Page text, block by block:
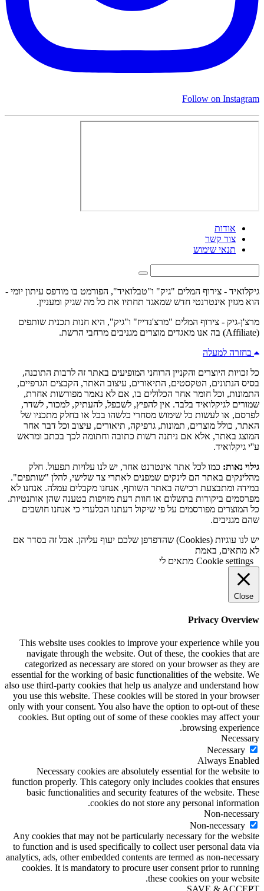
Follow on Instagram
אודות
צור קשר
תנאי שימוש
גיקלואיד - צירוף המלים "גיק" ו"טבלואיד", הפורמט בו מודפס עיתון יומי -
הוא מגזין אינטרנטי חדש שמאגד תחתיו את כל מה שגיק ומעניין.
מרצ'ן-גיק - צירוף המלים "מרצ'נדייז" ו"גיק", היא חנות תכנית שותפים
(Affiliate) בה אנו מאגדים מוצרים מגניבים מרחבי הרשת.
בחזרה למעלה
כל זכויות היוצרים והקניין הרוחני המופיעים באתר זה לרבות התוכנה,
בסיס הנתונים, הטקסטים, התיאורים, עיצוב האתר, הקבצים הגרפיים,
התמונות, וכל חומר אחר הכלולים בו, אם לא נאמר מפורשות אחרת,
שמורים לגיקלואיד בלבד. אין להפיץ, לשכפל, להעתיק, למכור, לשדר,
לפרסם, או לעשות כל שימוש מסחרי כלשהו בכל או בחלק מתכניו של
האתר, כולל מוצרים, תמונות, גרפיקה, תיאורים, עיצוב וכל דבר אחר
המוצג באתר, אלא אם ניתנה רשות כתובה וחתומה לכך בכתב ומראש
ע''י גיקלואיד.
גילוי נאות: כמו לכל אתר אינטרנט אחר, יש לנו עלויות תפעול. חלק
מהלינקים באתר הם לינקים שמפנים לאתרי צד שלישי, להלן "שותפים".
במידה ומתבצעת רכישה באתר השותף, אנחנו מקבלים עמלה. אנחנו לא
מפרסמים ביקורות בתשלום או חוות דעת מזויפות בטענה שהן אותנטיות.
כל המוצרים מפורסמים על פי שיקול דעתנו הבלעדי כי אנחנו חושבים
שהם מגניבים.
יש לנו עוגיות (Cookies) שהדפדפן שלכם יעוף עליהן. אבל זה בסדר אם
לא מתאים, באמת
Cookie settings מתאים לי
Close
Privacy Overview
This website uses cookies to improve your experience while you
navigate through the website. Out of these, the cookies that are
categorized as necessary are stored on your browser as they are
essential for the working of basic functionalities of the website. We
also use third-party cookies that help us analyze and understand how
you use this website. These cookies will be stored in your browser
only with your consent. You also have the option to opt-out of these
cookies. But opting out of some of these cookies may affect your
browsing experience.
Necessary
Necessary
Always Enabled
Necessary cookies are absolutely essential for the website to
function properly. This category only includes cookies that ensures
basic functionalities and security features of the website. These
cookies do not store any personal information.
Non-necessary
Non-necessary
Any cookies that may not be particularly necessary for the website
to function and is used specifically to collect user personal data via
analytics, ads, other embedded contents are termed as non-necessary
cookies. It is mandatory to procure user consent prior to running
these cookies on your website.
SAVE & ACCEPT